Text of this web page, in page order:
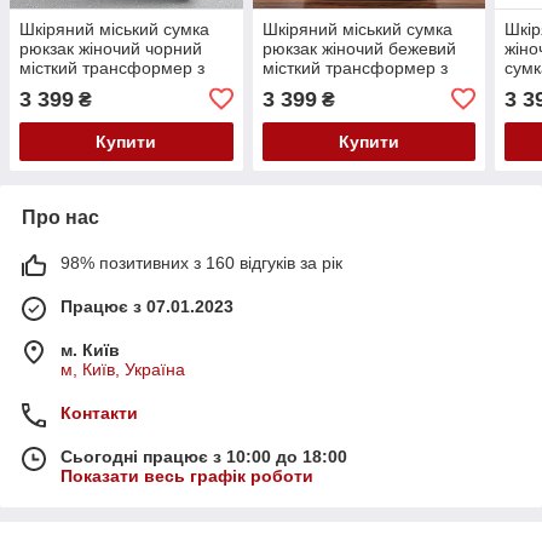
Шкіряний міський сумка
рюкзак жіночий чорний
місткий трансформер з
3 399 ₴
Купити
Шкіряний міський сумка
рюкзак жіночий бежевий
місткий трансформер з
3 399₴
Купити
3
Про нас
98% позитивних з 160 відгуків за рік
Працює з 07.01.2023
м. Київ
м, Київ, Україна
Контакти
Сьогодні працює з 10:00 до 18:00
Показати весь графік роботи